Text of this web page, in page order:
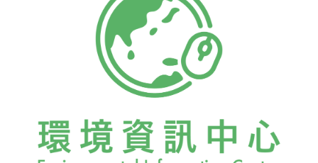
「10棟擇要異地重建或重組」。9月26日，文建會進行
「10棟仍有院民居住院舍拆遷重組」現場勘查。